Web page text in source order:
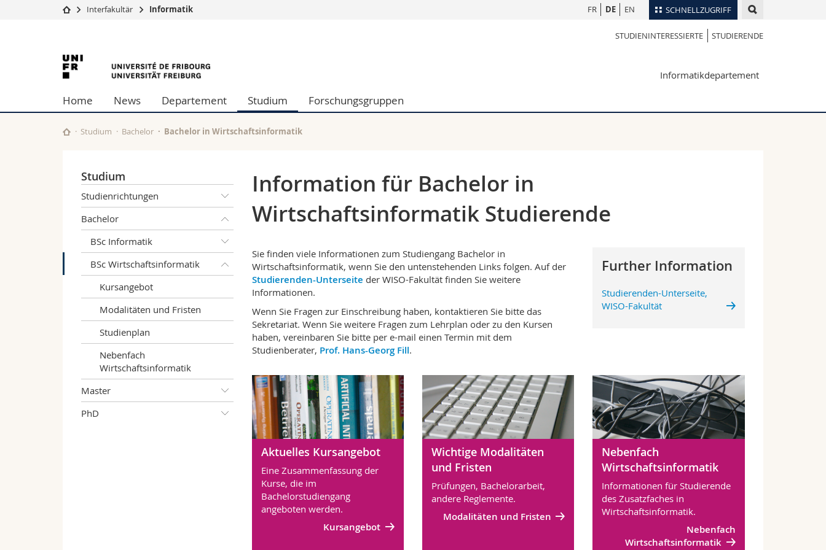
SCHNELLZUGRIFF
Studium
Campus
Universität
Weiterbildung
Theologische Fak.
Philosophische Fak.
Fak. für Erziehungs- und Bildungswissenschaften
Math.-Nat. und Med. Fak.
Mitarbeitende
Personenverzeichnis
Bibliotheken
Vorlesungsverzeichnis
FR DE EN
Interfakultär Informatik
STUDIENINTERESSIERTE STUDIERENDE
Universität
Freiburg
Informatikdepartement
Home News Departement Studium Forschungsgruppen
Studium Bachelor Bachelor in Wirtschaftsinformatik
Studium
Studienrichtungen
Bachelor
BSc Informatik
BSc Wirtschaftsinformatik
Kursangebot
Modalitäten und Fristen
Studienplan
Nebenfach
Wirtschaftsinformatik
Master
PhD
Information für Bachelor in
Wirtschaftsinformatik Studierende
Sie finden viele Informationen zum Studiengang Bachelor in
Wirtschaftsinformatik, wenn Sie den untenstehenden Links folgen. Auf der
Studierenden-Unterseite der WISO-Fakultät finden Sie weitere
Informationen.
Wenn Sie Fragen zur Einschreibung haben, kontaktieren Sie bitte das
Sekretariat. Wenn Sie weitere Fragen zum Lehrplan oder zu den Kursen
haben, vereinbaren Sie bitte per e-mail einen Termin mit dem
Studienberater, Prof. Hans-Georg Fill.
Further Information
Studierenden-Unterseite,
WISO-Fakultät
Aktuelles Kursangebot
Eine Zusammenfassung der
Kurse, die im
Bachelorstudiengang
angeboten werden.
Kursangebot
Wichtige Modalitäten
und Fristen
Prüfungen, Bachelorarbeit,
andere Reglemente.
Modalitäten und Fristen
Nebenfach
Wirtschaftsinformatik
Informationen für Studierende
des Zusatzfaches in
Wirtschaftsinformatik.
Nebenfach
Wirtschaftsinformatik